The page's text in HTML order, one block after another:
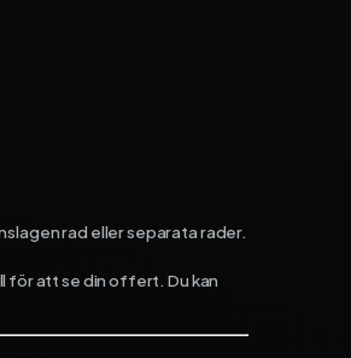
rad eller separata rader.
för att se din offert. Du kan